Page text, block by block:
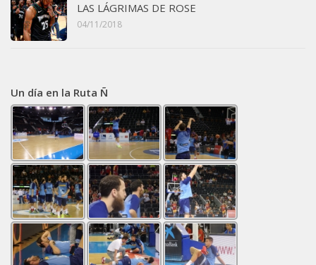
LAS LÁGRIMAS DE ROSE
04/11/2018
Un día en la Ruta Ñ